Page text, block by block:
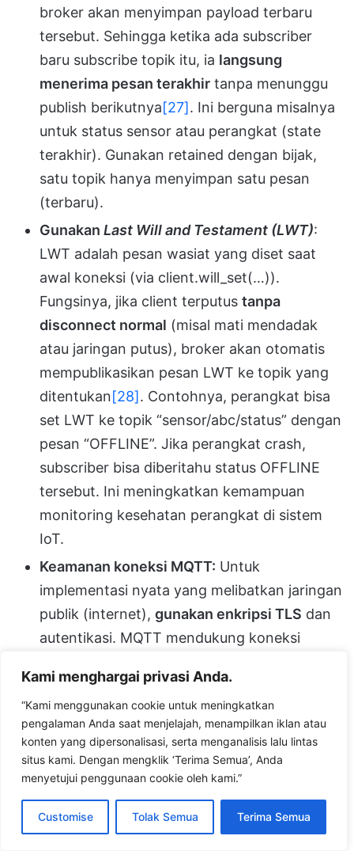
Kami menghargai privasi Anda.
“Kami menggunakan cookie untuk meningkatkan
pengalaman Anda saat menjelajah, menampilkan iklan atau
konten yang dipersonalisasi, serta menganalisis lalu lintas
situs kami. Dengan mengklik ‘Terima Semua’, Anda
menyetujui penggunaan cookie oleh kami.”
Customise Tolak Semua Terima Semua
broker akan menyimpan payload terbaru
tersebut. Sehingga ketika ada subscriber
baru subscribe topik itu, ia langsung
menerima pesan terakhir tanpa menunggu
publish berikutnya[27]. Ini berguna misalnya
untuk status sensor atau perangkat (state
terakhir). Gunakan retained dengan bijak,
satu topik hanya menyimpan satu pesan
(terbaru).
Gunakan Last Will and Testament (LWT):
LWT adalah pesan wasiat yang diset saat
awal koneksi (via client.will_set(…)).
Fungsinya, jika client terputus tanpa
disconnect normal (misal mati mendadak
atau jaringan putus), broker akan otomatis
mempublikasikan pesan LWT ke topik yang
ditentukan[28]. Contohnya, perangkat bisa
set LWT ke topik “sensor/abc/status” dengan
pesan “OFFLINE”. Jika perangkat crash,
subscriber bisa diberitahu status OFFLINE
tersebut. Ini meningkatkan kemampuan
monitoring kesehatan perangkat di sistem
IoT.
Keamanan koneksi MQTT: Untuk
implementasi nyata yang melibatkan jaringan
publik (internet), gunakan enkripsi TLS dan
autentikasi. MQTT mendukung koneksi
broker (termasuk Mosquitto, EMQX,
HiveMQ) bisa dikonfigurasi dengan sertifikat
SSL. Di sisi client Python, Anda bisa
memanfaatkan client.tls_set(ca_certs,
certfile, keyfile) sebelum connect untuk
mengaktifkan TLS. Selain itu, atur